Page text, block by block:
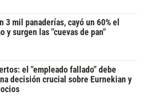
3 mil panaderías, cayó un 60% el
y surgen las "cuevas de pan"
el "empleado fallado" debe
decisión crucial sobre Eurnekian y